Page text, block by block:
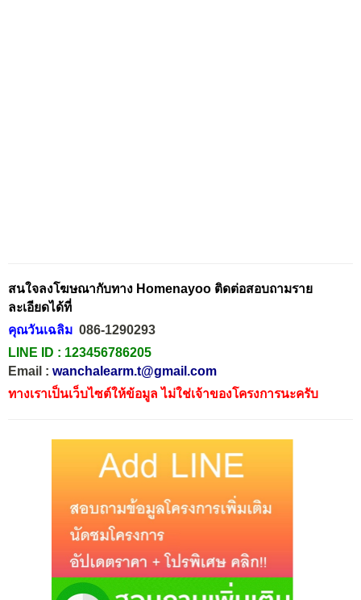
สนใจลงโฆษณากับทาง Homenayoo ติดต่อสอบถามราย
ละเอียดได้ที่
คุณวันเฉลิม 086-1290293
LINE ID : 123456786205
Email : wanchalearm.t@gmail.com
ทางเราเป็นเว็บไซต์ให้ข้อมูล ไม่ใช่เจ้าของโครงการนะครับ